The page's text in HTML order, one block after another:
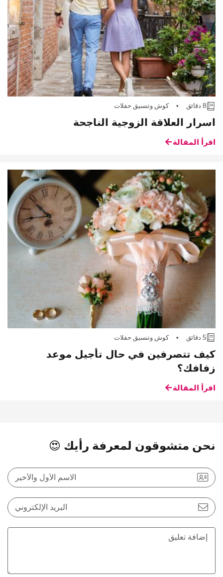
8 دقائق • كوش وتنسيق حفلات
اسرار العلاقة الزوجية الناجحة
اقرأ المقالة
5 دقائق • كوش وتنسيق حفلات
كيف تتصرفين في حال تأجيل موعد
زفافك؟
اقرأ المقالة
نحن متشوقون لمعرفة رأيك 😍
الاسم الأول والأخير
البريد الإلكتروني